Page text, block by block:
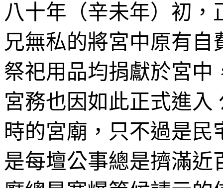
八十年（辛未年）初
兄無私的將宮中原有
祭祀用品均捐獻於宮中
宮務也因如此正式進
時的宮廟，只不過是
是每壇公事總是擠滿近